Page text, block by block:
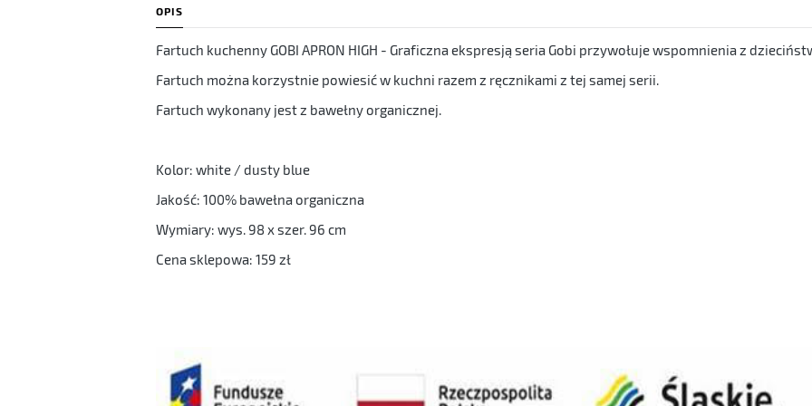
OPIS
Fartuch kuchenny GOBI APRON HIGH - Graficzna ekspresją seria Gobi przywołuje wspomnienia z
Fartuch można korzystnie powiesić w kuchni razem z ręcznikami z tej samej serii.
Fartuch wykonany jest z bawełny organicznej.
Kolor: white / dusty blue
Jakość: 100% bawełna organiczna
Wymiary: wys. 98 x szer. 96 cm
Cena sklepowa: 159 zł